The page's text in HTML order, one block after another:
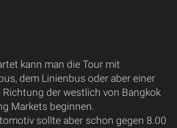
kann man die Tour mit
dem Linienbus oder aber einer
der westlich von Bangkok
Markets beginnen.
sollte aber schon gegen 8.00